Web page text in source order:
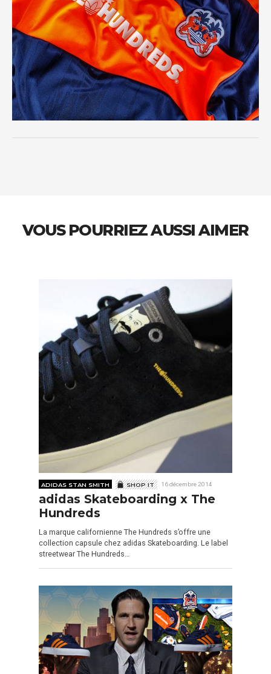
VOUS POURRIEZ AUSSI AIMER
ADIDAS STAN SMITH SHOP IT 16 décembre 2014
adidas Skateboarding x The
Hundreds
La marque californienne The Hundreds s’offre une
collection capsule chez adidas Skateboarding. Le label
streetwear The Hundreds…